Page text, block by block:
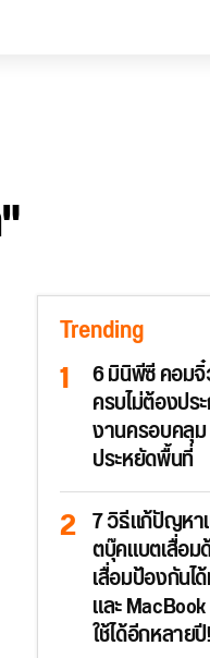
Trending
6 มินิพีซี คอม
ครบไม่ต้องปร
งานครอบคลุ
ประหยัดพื้นที่
7 วิธีแก้ปัญหา
ตบุ๊คแบตเสื่อ
เสื่อมป้องกันไ
และ
ใช้ได้อีกหลายปี!